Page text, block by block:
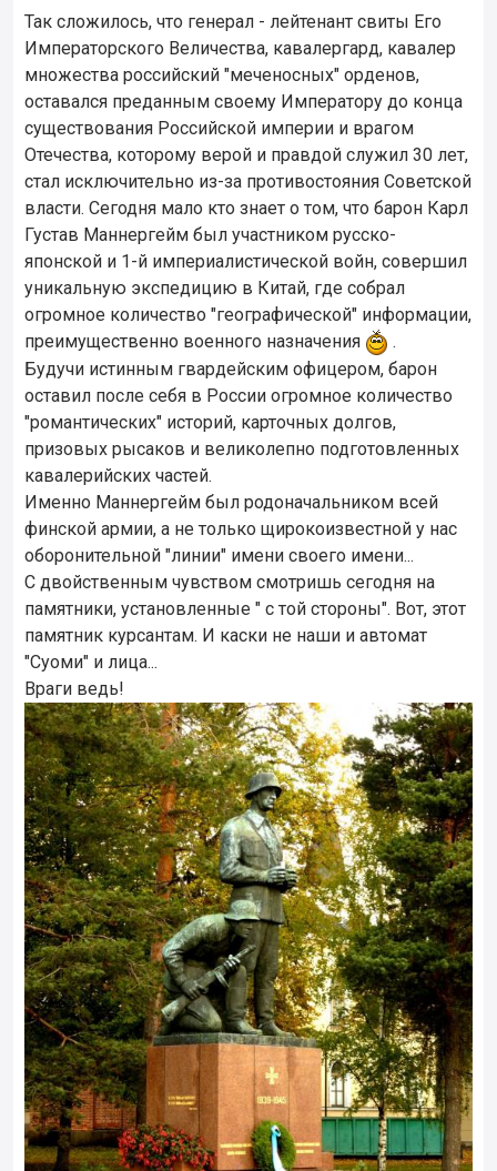
Так сложилось, что генерал - лейтенант свиты Его
Императорского Величества, кавалергард, кавалер
множества российский "меченосных" орденов,
оставался преданным своему Императору до конца
существования Российской империи и врагом
Отечества, которому верой и правдой служил 30 лет,
стал исключительно из-за противостояния Советской
власти. Сегодня мало кто знает о том, что барон Карл
Густав Маннергейм был участником русско-
японской и 1-й империалистической войн, совершил
уникальную экспедицию в Китай, где собрал
огромное количество "географической" информации,
преимущественно военного назначения
.
Будучи истинным гвардейским офицером, барон
оставил после себя в России огромное количество
"романтических" историй, карточных долгов,
призовых рысаков и великолепно подготовленных
кавалерийских частей.
Именно Маннергейм был родоначальником всей
финской армии, а не только щирокоизвестной у нас
оборонительной "линии" имени своего имени...
С двойственным чувством смотришь сегодня на
памятники, установленные " с той стороны". Вот, этот
памятник курсантам. И каски не наши и автомат
"Суоми" и лица...
Враги ведь!